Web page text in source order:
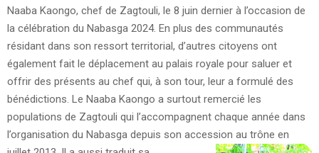
Naaba Kaongo, chef de Zagtouli, le 8 juin dernier à l’occasion de
la célébration du Nabasga 2024. En plus des communautés
résidant dans son ressort territorial, d’autres citoyens ont
également fait le déplacement au palais royale pour saluer et
offrir des présents au chef qui, à son tour, leur a formulé des
bénédictions. Le Naaba Kaongo a surtout remercié les
populations de Zagtouli qui l’accompagnent chaque année dans
l’organisation du Nabasga depuis son accession au trône en